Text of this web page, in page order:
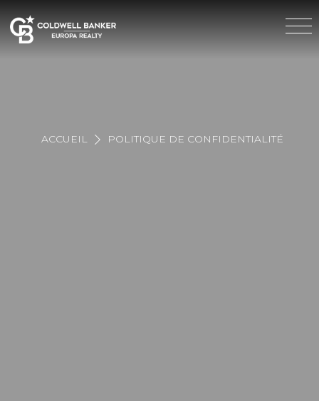
ACCUEIL POLITIQUE DE CONFIDENTIALITÉ